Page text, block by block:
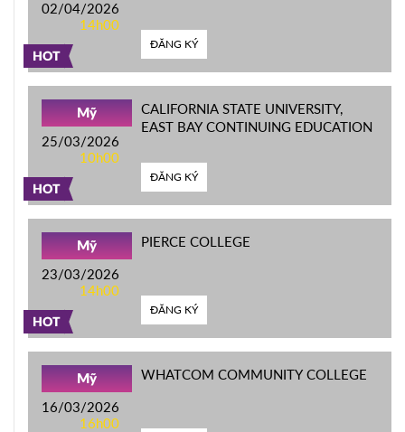
HOT
02/04/2026
14h00
ĐĂNG KÝ
HOT
Mỹ
25/03/2026
10h00
CALIFORNIA STATE UNIVERSITY,
EAST BAY CONTINUING EDUCATION
ĐĂNG KÝ
HOT
Mỹ
23/03/2026
14h00
PIERCE COLLEGE
ĐĂNG KÝ
Mỹ
16/03/2026
16h00
WHATCOM COMMUNITY COLLEGE